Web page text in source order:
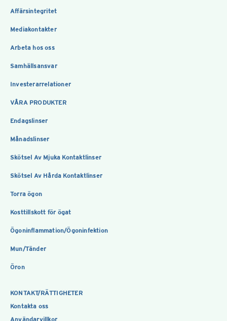
Affärsintegritet
Mediakontakter
Arbeta hos oss
Samhällsansvar
Investerarrelationer
VÅRA PRODUKTER
Endagslinser
Månadslinser
Skötsel Av Mjuka Kontaktlinser
Skötsel Av Hårda Kontaktlinser
Torra ögon
Kosttillskott för ögat
Ögoninflammation/Ögoninfektion
Mun/Tänder
Öron
KONTAKT/RÄTTIGHETER
Kontakta oss
Användarvillkor